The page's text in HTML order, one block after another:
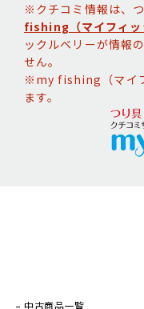
※クチコミ情報は、
fishing（マイフィッ
ックルベリーが情報
せん。
※my fishing（マイ
ます。
中古商品一覧